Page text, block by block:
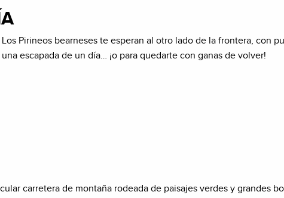
Pirineos bearneses te esperan al otro lado de la frontera, con
escapada de un día… ¡o para quedarte con ganas de volver!
carretera de montaña rodeada de paisajes verdes y grandes